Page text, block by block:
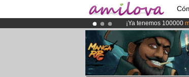
¡Ya tenemos 100000
¡El Kickstarter
¡Conviertete en